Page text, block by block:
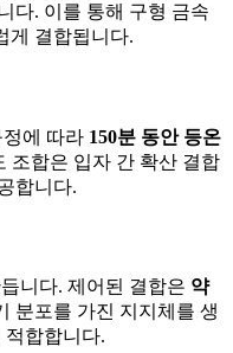
다. 이를 통해 구형 금속
게 결합됩니다.
에 따라 150분 동안 등온
조합은 입자 간 확산 결합
합니다.
니다. 제어된 결합은 약
분포를 가진 지지체를 생
적합합니다.